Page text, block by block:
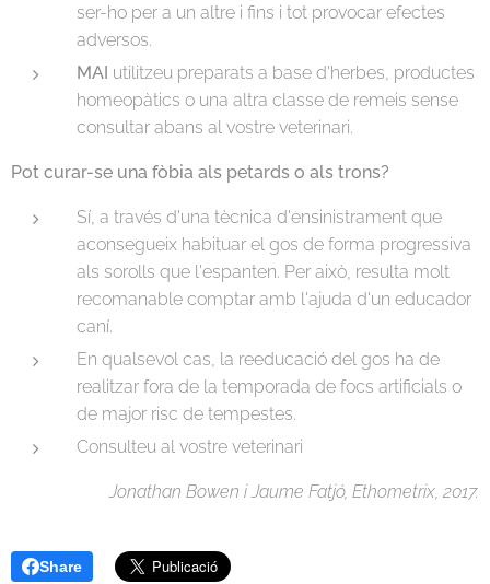
ser-ho per a un altre i fins i tot provocar efectes
adversos.
MAI utilitzeu preparats a base d'herbes, productes
homeopàtics o una altra classe de remeis sense
consultar abans al vostre veterinari.
Pot curar-se una fòbia als petards o als trons?
Sí, a través d'una tècnica d'ensinistrament que
aconsegueix habituar el gos de forma progressiva
als sorolls que l'espanten. Per això, resulta molt
recomanable comptar amb l'ajuda d'un educador
caní.
En qualsevol cas, la reeducació del gos ha de
realitzar fora de la temporada de focs artificials o
de major risc de tempestes.
Consulteu al vostre veterinari
Jonathan Bowen i Jaume Fatjó, Ethometrix, 2017.
Share